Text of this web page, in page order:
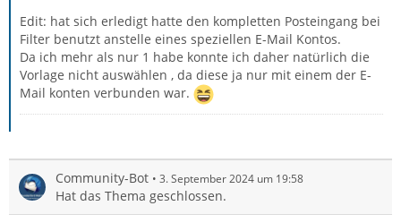
Edit: hat sich erledigt hatte den kompletten Posteingang bei
Filter benutzt anstelle eines speziellen E-Mail Kontos.
Da ich mehr als nur 1 habe konnte ich daher natürlich die
Vorlage nicht auswählen , da diese ja nur mit einem der E-
Mail konten verbunden war.
Community-Bot 3. September 2024 um 19:58
Hat das Thema geschlossen.